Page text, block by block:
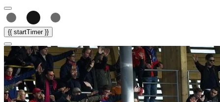
{{ startTimer }}